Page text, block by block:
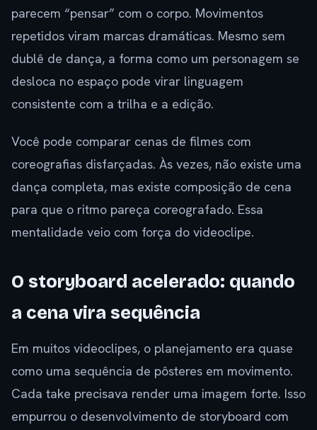
parecem “pensar” com o corpo. Movimentos
repetidos viram marcas dramáticas. Mesmo sem
dublê de dança, a forma como um personagem se
desloca no espaço pode virar linguagem
consistente com a trilha e a edição.
Você pode comparar cenas de filmes com
coreografias disfarçadas. Às vezes, não existe uma
dança completa, mas existe composição de cena
para que o ritmo pareça coreografado. Essa
mentalidade veio com força do videoclipe.
O storyboard acelerado: quando
a cena vira sequência
Em muitos videoclipes, o planejamento era quase
como uma sequência de pôsteres em movimento.
Cada take precisava render uma imagem forte. Isso
empurrou o desenvolvimento de storyboard com